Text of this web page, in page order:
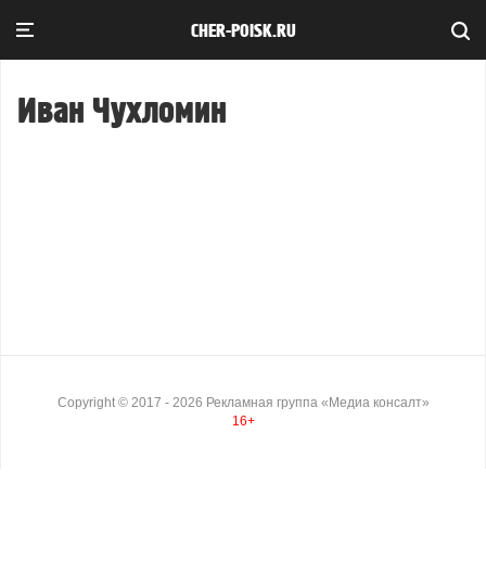
CHER-POISK.RU
Иван Чухломин
Copyright © 2017 - 2026 Рекламная группа «Медиа консалт»
16+